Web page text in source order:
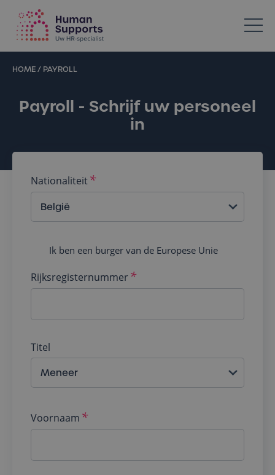
Votre spécialiste en ressources humaines dans l’Horeca
HOME/ PAYROLL
Payroll - Schrijf uw personeel
in
Nationaliteit
Europese
Ik ben een burger van de Europese Unie
Rijksregisternummer
Titel
Voornaam